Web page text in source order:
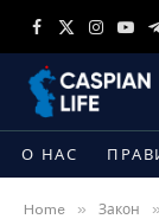
Facebook
X
О НАС
Home » Закон »